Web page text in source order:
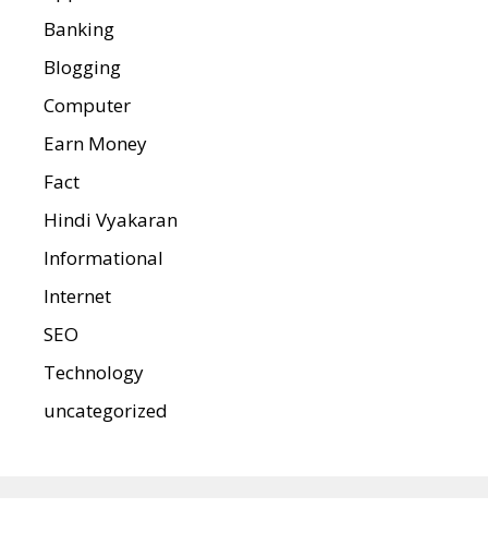
Banking
Blogging
Computer
Earn Money
Fact
Hindi Vyakaran
Informational
Internet
SEO
Technology
uncategorized